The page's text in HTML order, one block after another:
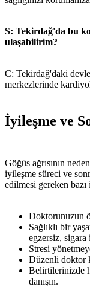
S: Tekirdağ'da bu
ulaşabilirim?
C: Tekirdağ'daki
merkezlerinde
İyileşme ve
Göğüs ağrısının
iyileşme süreci ve
edilmesi gereken bazı
Doktorunuzun
Sağlıklı bir
egzersiz, sigara
Stresi
Düzenli doktor
Belirtilerinizde
danışın.